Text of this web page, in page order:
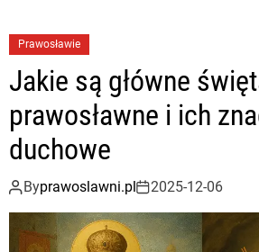
Prawosławie
Jakie są główne
prawosławne i ich
duchowe
Byprawoslawni.pl 2025-12-06